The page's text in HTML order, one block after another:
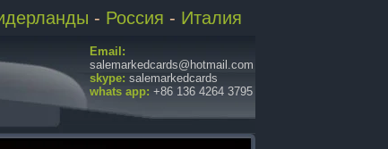
- Россия - Италия
Email:
salemarkedcards@hotmail.com
skype: salemarkedcards
whats app: +86 136 4264 3795